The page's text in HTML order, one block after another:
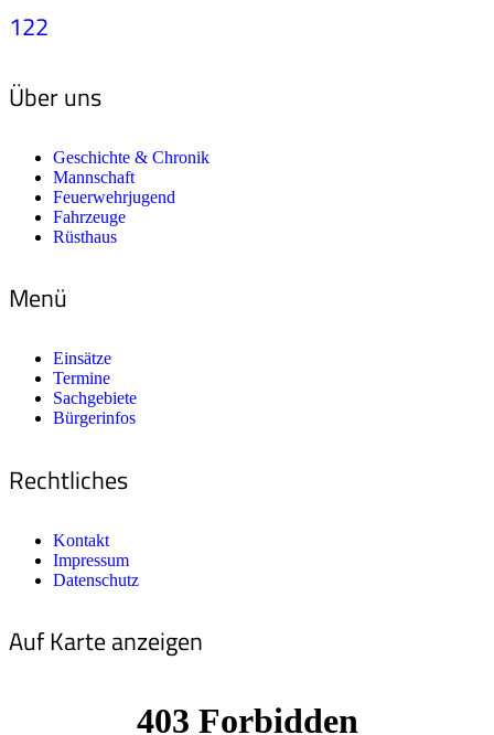
122
Über uns
Geschichte & Chronik
Mannschaft
Feuerwehrjugend
Fahrzeuge
Rüsthaus
Menü
Einsätze
Termine
Sachgebiete
Bürgerinfos
Rechtliches
Kontakt
Impressum
Datenschutz
Auf Karte anzeigen